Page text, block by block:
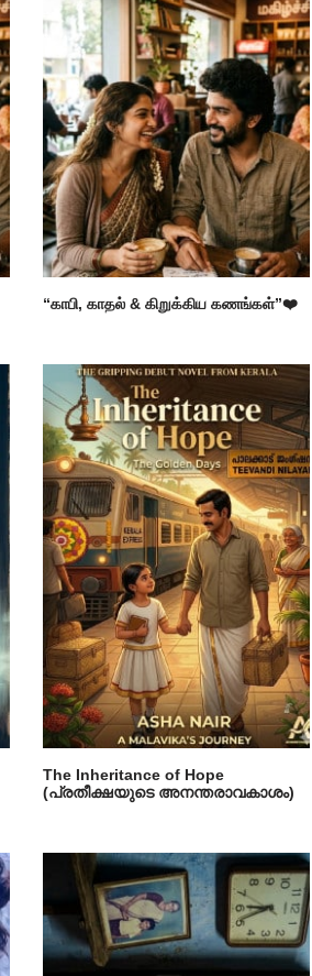
“காபி, காதல் & கிறுக்கிய கணங்கள்”❤️
The Inheritance of Hope
(പ്രതീക്ഷയുടെ അനന്തരാവകാശം)